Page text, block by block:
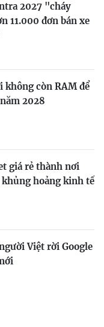
2027 "cháy
11.000 đơn bán xe
không còn RAM để
2028
giá rẻ thành nơi
hoảng kinh tế
Việt rời Google